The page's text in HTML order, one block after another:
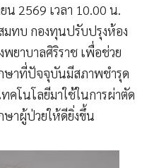
น 2569 เวลา 10.00 น.
มทบ กองทุนปรับปรุงห้อง
ยาบาลศิริราช เพื่อช่วย
าที่ปัจจุบันมีสภาพชำรุด
คโนโลยีมาใช้ในการผ่าตัด
าผู้ป่วยให้ดียิ่งขึ้น